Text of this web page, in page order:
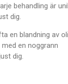
behandling är
dig.
en blandning av
en noggrann
dig.